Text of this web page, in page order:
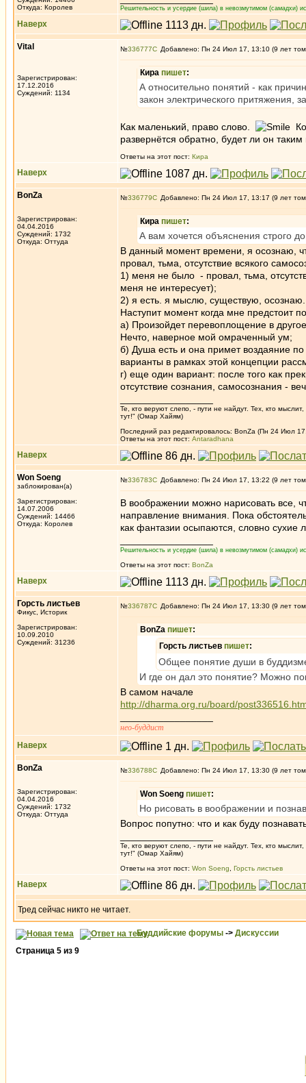
Откуда: Королев
Решительность и усердие (шила) в невозмутимом (самадхи)
Наверх
Vital
Зарегистрирован:
17.12.2016
Суждений: 1134
№336777 Добавлено: Пн 24 Июл 17, 13:10 (9 лет
Кира пишет:
А относительно понятий - как
закон электрического притяжения,
Как маленький, право слово.
развернётся обратно, будет ли он
Ответы на этот пост: Кира
Наверх
BonZa
Зарегистрирован:
04.04.2016
Суждений: 1732
Откуда: Oттyдa
№336779 Добавлено: Пн 24 Июл 17, 13:17 (9 лет
Кира пишет:
А вам хочется объяснения строго
В данный момент времени, я осознаю,
провал, тьма, отсутствие всякого
1) меня не было - провал, тьма,
меня не интересует);
2) я есть. я мыслю, существую,
Наступит момент когда мне предстоит
а) Произойдет перевоплощение в
Нечто, наверное мой омраченный ум;
б) Душа есть и она примет воздаяние
варианты в рамках этой концепции
г) еще один вариант: после того как
отсутствие сознания, самосознания -
Те, кто веруют слепо, - пути не найдут. Тех, кто
тут!" (Омар Хайям)
Последний раз редактировалось: BonZa (Пн 24 Июл
Ответы на этот пост: Antaradhana
Наверх
Won Soeng
заблокирован(а)
Зарегистрирован:
14.07.2006
Суждений: 14466
Откуда: Королев
№336783 Добавлено: Пн 24 Июл 17, 13:22 (9 лет
В воображении можно нарисовать все,
направление внимания. Пока
как фантазии осыпаются, словно сухие
Решительность и усердие (шила) в невозмутимом (самадхи)
Ответы на этот пост: BonZa
Наверх
Горсть листьев
Фикус, Историк
Зарегистрирован:
10.09.2010
Суждений: 31236
№336787 Добавлено: Пн 24 Июл 17, 13:30 (9 лет
BonZa пишет:
Горсть листьев пишет:
Общее понятие души в
И где он дал это понятие? Можно
В самом начале
http://dharma.org.ru/board/
нео-буддист
Наверх
BonZa
Зарегистрирован:
04.04.2016
Суждений: 1732
Откуда: Oттyдa
№336788 Добавлено: Пн 24 Июл 17, 13:30 (9 лет
Won Soeng пишет:
Но рисовать в воображении и
Вопрос попутно: что и как буду
Те, кто веруют слепо, - пути не найдут. Тех, кто
тут!" (Омар Хайям)
Ответы на этот пост: Won Soeng Горсть листьев
Наверх
Тред сейчас никто не читает.
Буддийские форумы -> Дискуссии
Страница 5 из 9